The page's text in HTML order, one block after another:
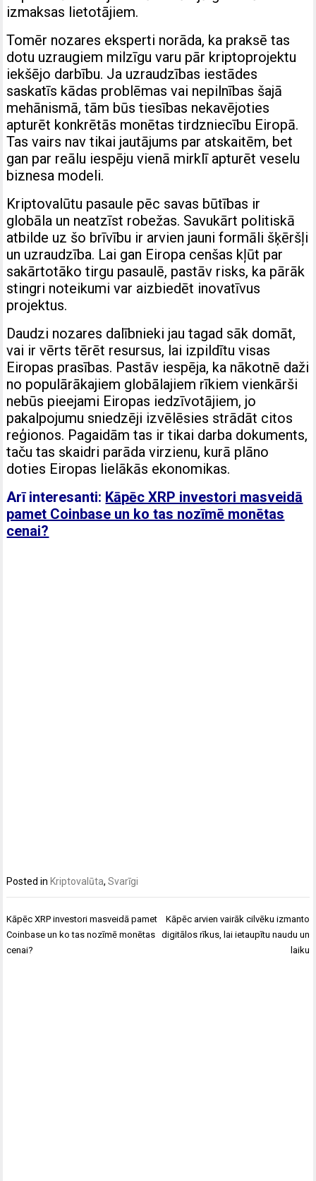
izmaksas lietotājiem.
Tomēr nozares eksperti norāda, ka praksē tas
dotu uzraugiem milzīgu varu pār kriptoprojektu
iekšējo darbību. Ja uzraudzības iestādes
saskatīs kādas problēmas vai nepilnības šajā
mehānismā, tām būs tiesības nekavējoties
apturēt konkrētās monētas tirdzniecību Eiropā.
Tas vairs nav tikai jautājums par atskaitēm, bet
gan par reālu iespēju vienā mirklī apturēt veselu
biznesa modeli.
Kriptovalūtu pasaule pēc savas būtības ir
globāla un neatzīst robežas. Savukārt politiskā
atbilde uz šo brīvību ir arvien jauni formāli šķēršļi
un uzraudzība. Lai gan Eiropa cenšas kļūt par
sakārtotāko tirgu pasaulē, pastāv risks, ka pārāk
stingri noteikumi var aizbiedēt inovatīvus
projektus.
Daudzi nozares dalībnieki jau tagad sāk domāt,
vai ir vērts tērēt resursus, lai izpildītu visas
Eiropas prasības. Pastāv iespēja, ka nākotnē daži
no populārākajiem globālajiem rīkiem vienkārši
nebūs pieejami Eiropas iedzīvotājiem, jo
pakalpojumu sniedzēji izvēlēsies strādāt citos
reģionos. Pagaidām tas ir tikai darba dokuments,
taču tas skaidri parāda virzienu, kurā plāno
doties Eiropas lielākās ekonomikas.
Arī interesanti: Kāpēc XRP investori masveidā
pamet Coinbase un ko tas nozīmē monētas
cenai?
Posted in Kriptovalūta,Svarīgi
Post
navigation
Kāpēc XRP investori masveidā pamet
Coinbase un ko tas nozīmē monētas
cenai?
Kāpēc arvien vairāk cilvēku izmanto
digitālos rīkus, lai ietaupītu naudu un
laiku